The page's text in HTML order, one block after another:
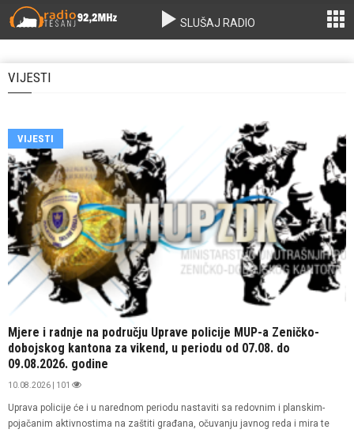
SLUŠAJ RADIO
VIJESTI
VIJESTI
Mjere i radnje na području Uprave policije MUP-a Zeničko-
dobojskog kantona za vikend, u periodu od 07.08. do
09.08.2026. godine
10.08.2026 | 101
Uprava policije će i u narednom periodu nastaviti sa redovnim i planskim-
pojačanim aktivnostima na zaštiti građana, očuvanju javnog reda i mira te